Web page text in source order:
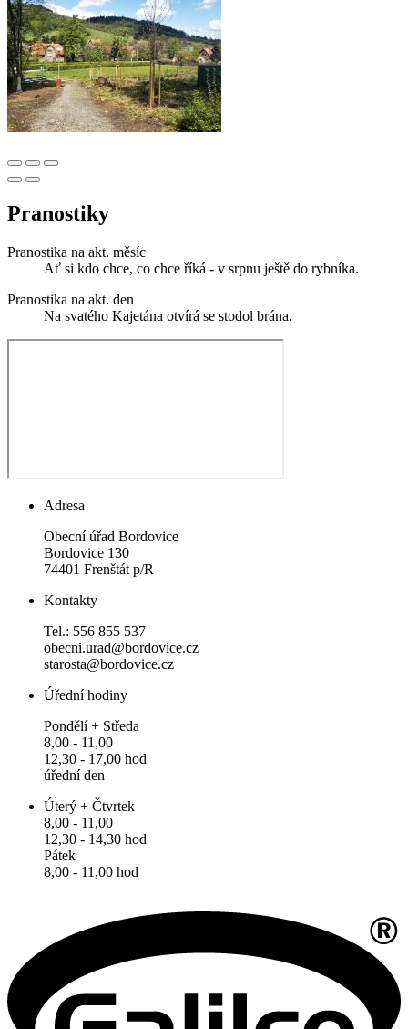
Pranostiky
Pranostika na akt. měsíc
Ať si kdo chce, co chce říká - v srpnu ještě do rybníka.
Pranostika na akt. den
Na svatého Kajetána otvírá se stodol brána.
Adresa
Obecní úřad Bordovice
Bordovice 130
74401 Frenštát p/R
Kontakty
Tel.: 556 855 537
obecni.urad@bordovice.cz
starosta@bordovice.cz
Úřední hodiny
Pondělí + Středa
8,00 - 11,00
12,30 - 17,00 hod
úřední den
Úterý + Čtvrtek
8,00 - 11,00
12,30 - 14,30 hod
Pátek
8,00 - 11,00 hod